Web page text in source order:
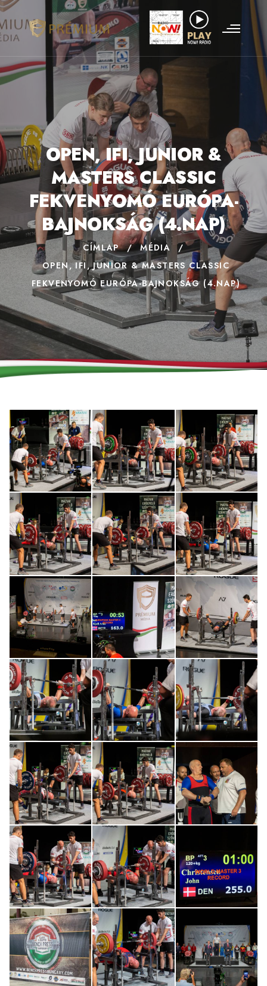
OPEN, IFI, JUNIOR &
MASTERS CLASSIC
FEKVENYOMÓ EURÓPA-
BAJNOKSÁG (4.NAP)
CÍMLAP / MÉDIA
/
OPEN, IFI, JUNIOR & MASTERS CLASSIC
FEKVENYOMÓ EURÓPA-BAJNOKSÁG (4.NAP)